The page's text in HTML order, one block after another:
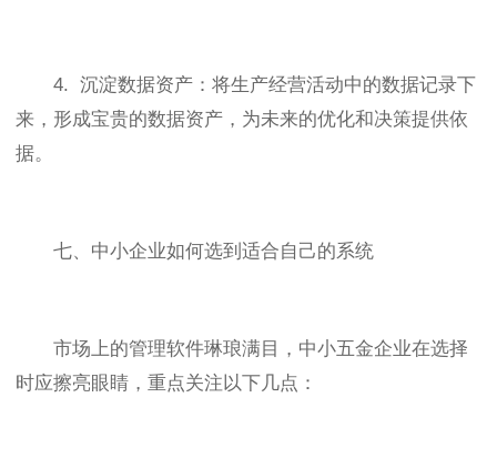
4. 沉淀数据资产：将生产经营活动中的数据记录下
来，形成宝贵的数据资产，为未来的优化和决策提供依
据。
七、中小企业如何选到适合自己的系统
市场上的管理软件琳琅满目，中小五金企业在选择
时应擦亮眼睛，重点关注以下几点：